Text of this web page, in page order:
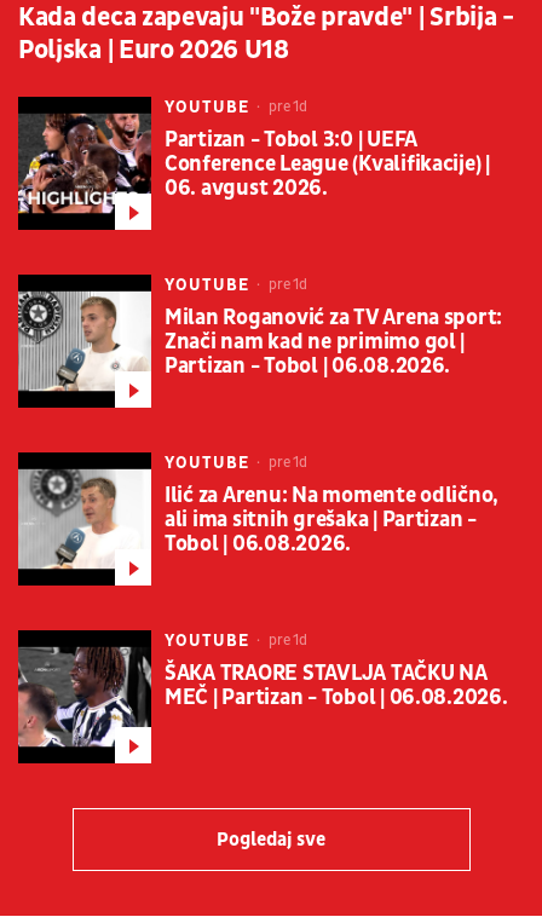
Kada deca zapevaju "Bože pravde" | Srbija -
Poljska | Euro 2026 U18
YOUTUBE pre 1d
Partizan - Tobol 3:0 | UEFA
Conference League (Kvalifikacije) |
06. avgust 2026.
YOUTUBE pre 1d
Milan Roganović za TV Arena sport:
Znači nam kad ne primimo gol |
Partizan - Tobol | 06.08.2026.
YOUTUBE pre 1d
Ilić za Arenu: Na momente odlično,
ali ima sitnih grešaka | Partizan -
Tobol | 06.08.2026.
YOUTUBE pre 1d
ŠAKA TRAORE STAVLJA TAČKU NA
MEČ | Partizan - Tobol | 06.08.2026.
Pogledaj sve